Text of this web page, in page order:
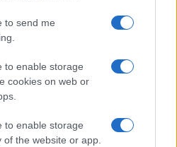
to send me
to enable storage
cookies on web or
to enable storage
the website or app.
Infine, ricorda che il